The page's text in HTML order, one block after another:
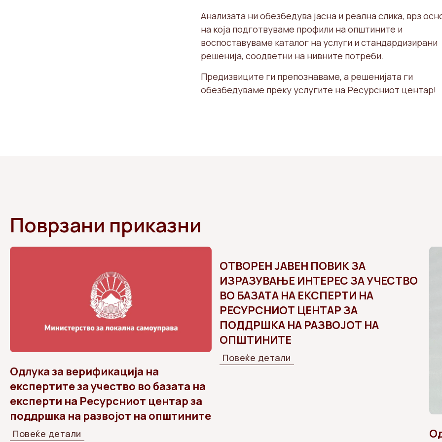
Анализата ни обезбедува јасна и реална слика, врз
на која подготвуваме профили на општините и
воспоставуваме каталог на услуги и стандардизирани
решенија, соодветни на нивните потреби.
Предизвиците ги препознаваме, а решенијата ги
обезбедуваме преку услугите на Ресурсниот центар!
Поврзани приказни
Одлука за верификација на
експертите за учество во базата на
експерти на Ресурсниот центар за
поддршка на развојот на општините
Повеќе детали
ОТВОРЕН ЈАВЕН ПОВИК ЗА
ИЗРАЗУВАЊЕ ИНТЕРЕС ЗА УЧЕСТВО
ВО БАЗАТА НА ЕКСПЕРТИ НА
РЕСУРСНИОТ ЦЕНТАР ЗА
ПОДДРШКА НА РАЗВОЈОТ НА
ОПШТИНИТЕ
Повеќе детали